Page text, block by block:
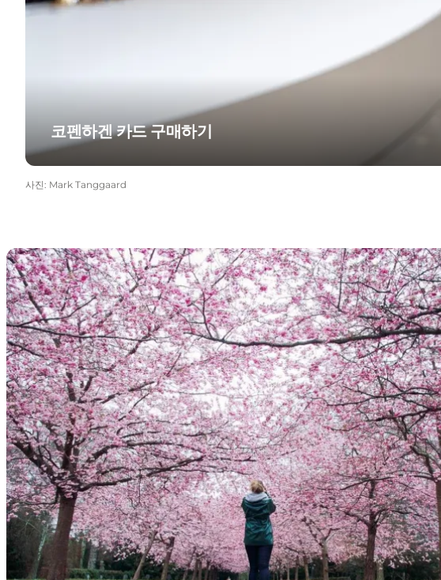
코펜하겐 카드 구매하기
사진: Mark Tanggaard
코펜하겐 최고의 인스타그램 스팟